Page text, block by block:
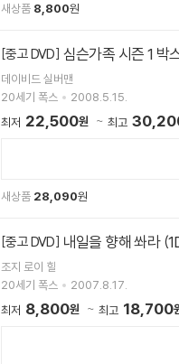
새상품 8,800원
[중고 DVD] 심슨가족 시즌 1 박
데이비드 실버맨
20세기 폭스
2008.5.15.
최저 22,500원 최고
새상품 28,090원
[중고 DVD] 내일을 향해 쏴라
조지 로이 힐
20세기 폭스
2007.8.17.
최저 8,800원 최고 18,700